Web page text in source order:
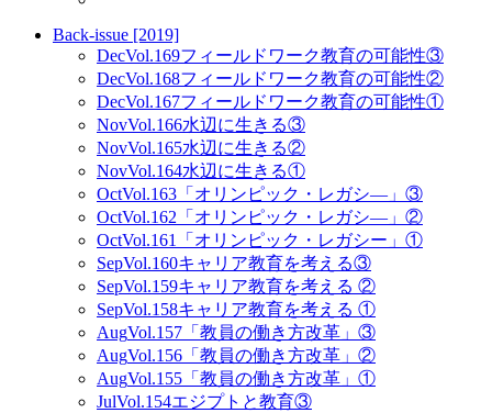
Back-issue [2019]
DecVol.169フィールドワーク教育の可能性③
DecVol.168フィールドワーク教育の可能性②
DecVol.167フィールドワーク教育の可能性①
NovVol.166水辺に生きる③
NovVol.165水辺に生きる②
NovVol.164水辺に生きる①
OctVol.163 「オリンピック・レガシ―」③
OctVol.162 「オリンピック・レガシ―」②
OctVol.161
「オリンピック・レガシー」①
SepVol.160キャリア教育を考える③
SepVol.159キャリア教育を考える ②
SepVol.158キャリア教育を考える ①
AugVol.157 「教員の働き方改革」③
AugVol.156 「教員の働き方改革」②
AugVol.155 「教員の働き方改革」①
JulVol.154エジプトと教育③